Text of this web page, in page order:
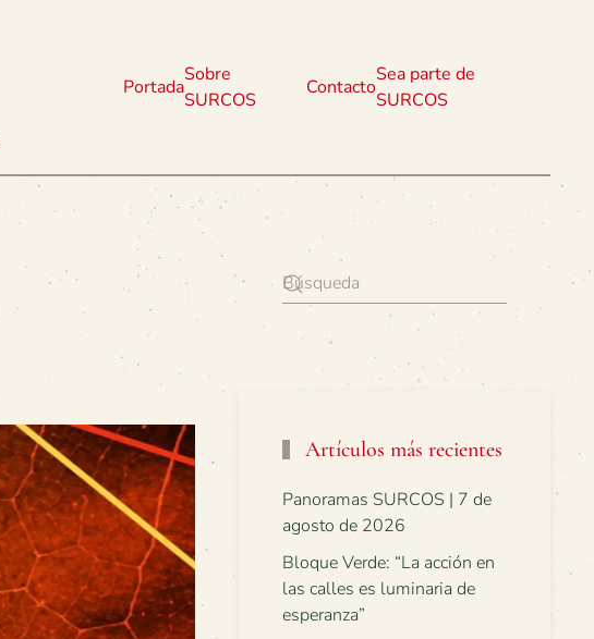
Portada
Sobre
SURCOS
Contacto
Sea parte de
SURCOS
Artículos más recientes
Panoramas SURCOS | 7 de
agosto de 2026
Bloque Verde: “La acción en
las calles es luminaria de
esperanza”